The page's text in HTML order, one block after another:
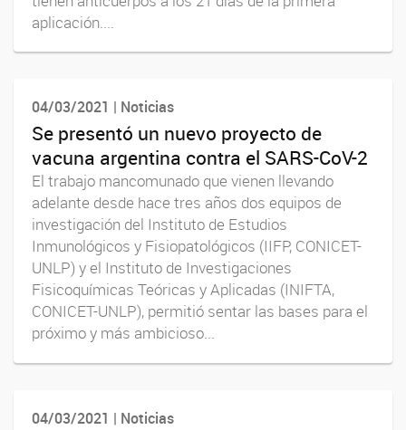
aplicación....
04/03/2021 | Noticias
Se presentó un nuevo proyecto de
vacuna argentina contra el SARS-CoV-2
El trabajo mancomunado que vienen llevando
adelante desde hace tres años dos equipos de
investigación del Instituto de Estudios
Inmunológicos y Fisiopatológicos (IIFP, CONICET-
UNLP) y el Instituto de Investigaciones
Fisicoquímicas Teóricas y Aplicadas (INIFTA,
CONICET-UNLP), permitió sentar las bases para el
próximo y más ambicioso...
04/03/2021 | Noticias